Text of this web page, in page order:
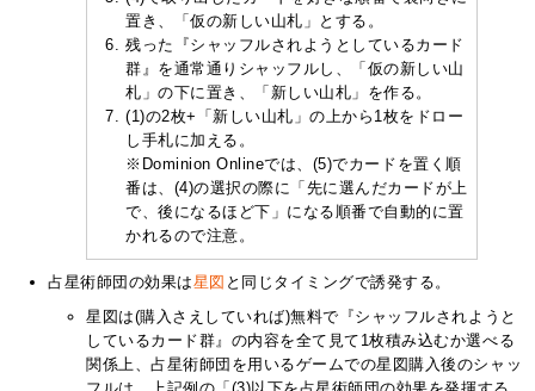
置き、「仮の新しい山札」とする。
残った『シャッフルされようとしているカード
群』を通常通りシャッフルし、「仮の新しい山
札」の下に置き、「新しい山札」を作る。
(1)の2枚+「新しい山札」の上から1枚をドロー
し手札に加える。
※Dominion Onlineでは、(5)でカードを置く順
番は、(4)の選択の際に「先に選んだカードが上
で、後になるほど下」になる順番で自動的に置
かれるので注意。
占星術師団の効果は星図 と同じタイミングで誘発する。
星図は(購入さえしていれば)無料で『シャッフルされようと
しているカード群』の内容を全て見て1枚積み込むか選べる
関係上、占星術師団を用いるゲームでの星図購入後のシャッ